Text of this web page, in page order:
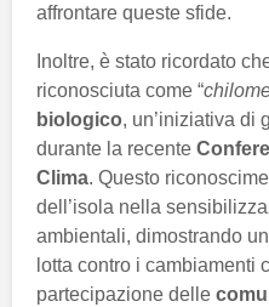
affrontare queste sfide.
Inoltre, è stato ricordato
riconosciuta come “
biologico, un’iniziativa di
durante la recente
Clima. Questo
dell’isola nella
ambientali, dimostrando
lotta contro i cambiamenti
partecipazione delle